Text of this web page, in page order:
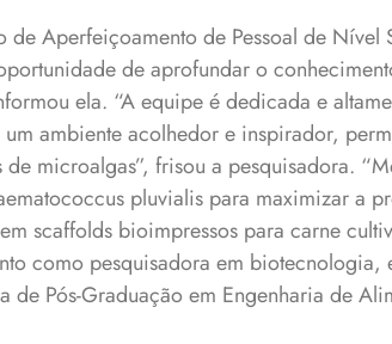
de Aperfeiçoamento de Pessoal de
de aprofundar o
ela. “A equipe é dedicada e
ambiente acolhedor e inspirador,
microalgas”, frisou a pesquisadora.
pluvialis para maximizar a
scaffolds bioimpressos para carne
como pesquisadora em biotecnologia,
Pós-Graduação em Engenharia de